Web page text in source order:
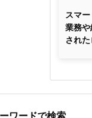
スマ
業務
され